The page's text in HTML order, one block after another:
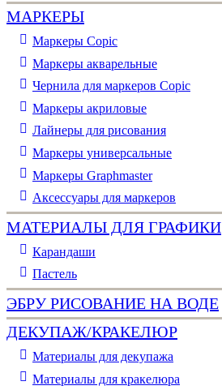
МАРКЕРЫ
Маркеры Copic
Маркеры акварельные
Чернила для маркеров Copic
Маркеры акриловые
Лайнеры для рисования
Маркеры универсальные
Маркеры Graphmaster
Аксессуары для маркеров
МАТЕРИАЛЫ ДЛЯ ГРАФИКИ
Карандаши
Пастель
ЭБРУ РИСОВАНИЕ НА ВОДЕ
ДЕКУПАЖ/КРАКЕЛЮР
Материалы для декупажа
Материалы для кракелюра